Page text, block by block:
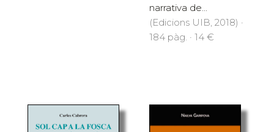
narrativa de...
(Edicions UIB, 2018) ·
184 pàg. · 14 €